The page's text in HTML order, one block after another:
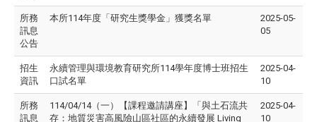
所務
訊息
公告
本所114年度「研究生獎學金」獲獎名單
2025-05-
05
招生
資訊
永續管理與環境教育研究所114學年度博士班招生
口試名單
2025-04-
10
所務
訊息
114/04/14（一）【課程邀請講座】「與土石流共
存：地質災害高風險山區社區的永續發展 Living
2025-04-
10